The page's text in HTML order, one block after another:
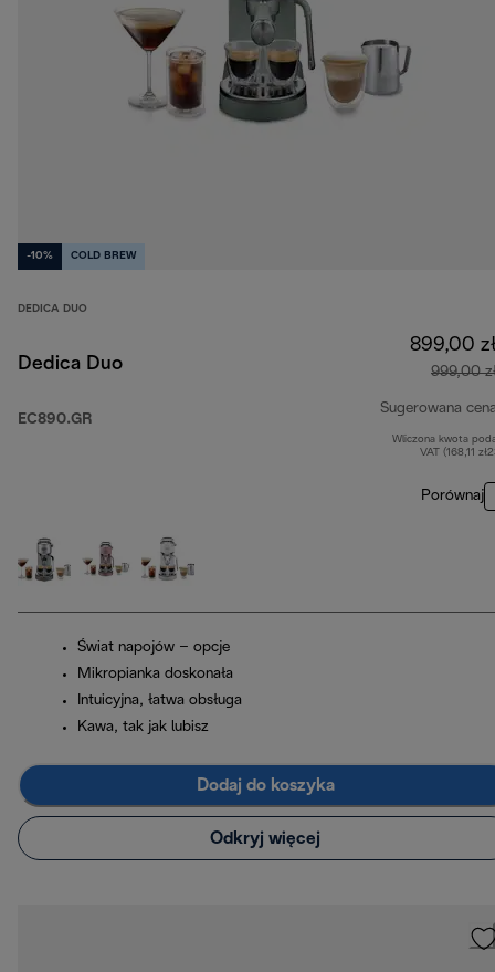
-10% COLD BREW
DEDICA DUO
Dedica Duo
EC890.GR
899,00
999,00
Sugerowana
Wliczona kwota
VAT (168,11
Porównaj
Świat napojów – opcje
Mikropianka doskonała
Intuicyjna, łatwa obsługa
Kawa, tak jak lubisz
Dodaj do koszyka
Odkryj więcej